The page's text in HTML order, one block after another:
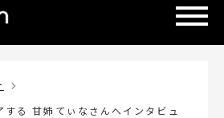
する 甘姉てぃなさんへインタビュ